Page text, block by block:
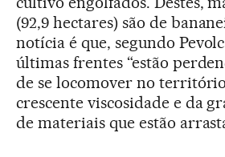
(92,9 hectares) são de
notícia é que, segundo
últimas frentes “estão
de se locomover no
crescente viscosidade e da
de materiais que estão